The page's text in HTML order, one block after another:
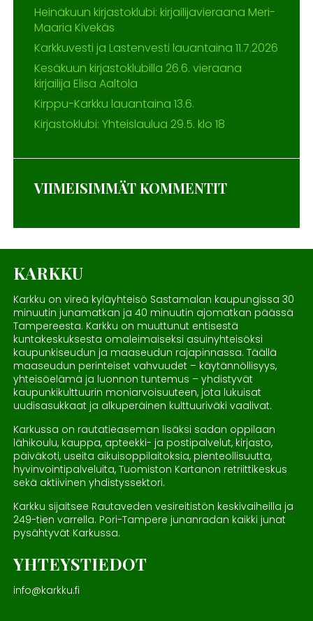
Heinäkuun kirjastoklubi: kirjailijavieraana Meri-
Maaria Kivekäs
Karkkuvesti ja Lastenvesti lauantaina 11.7.2026
Kesäkuun kirjastoklubilla 26.6. vieraana
kirjailija Elisa Aaltola
Kirppu-Karkku lauantaina 13.6.
Kirjastoklubi: Yhteislaulua 29.5. klo 18
VIIMEISIMMÄT KOMMENTIT
KARKKU
Karkku on vireä kyläyhteisö Sastamalan kaupungissa 30
minuutin junamatkan ja 40 minuutin ajomatkan päässä
Tampereesta. Karkku on muuttunut entisestä
kuntakeskuksesta omaleimaiseksi asuinyhteisöksi
kaupunkiseudun ja maaseudun rajapinnassa. Täällä
maaseudun perinteiset vahvuudet – käytännöllisyys,
yhteisöelämä ja luonnon tuntemus – yhdistyvät
kaupunkikulttuurin moniarvoisuuteen, jota lukuisat
uudisasukkaat ja alkuperäinen kulttuuriväki vaalivat.
Karkussa on rautatieaseman lisäksi sadan oppilaan
lähikoulu, kauppa, apteekki- ja postipalvelut, kirjasto,
päiväkoti, useita aikuisoppilaitoksia, pienteollisuutta,
hyvinvointipalveluita, Tuomiston Kartanon retriittikeskus
sekä aktiivinen yhdistyssektori.
Karkku sijaitsee Rautaveden vesireitistön keskivaiheilla ja
249-tien varrella. Pori-Tampere junanradan kaikki junat
pysähtyvät Karkussa.
YHTEYSTIEDOT
info@karkku.fi